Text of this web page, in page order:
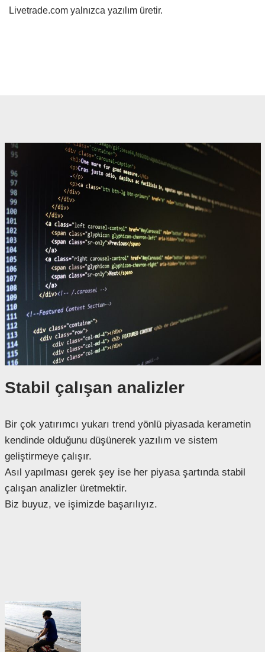
Livetrade.com yalnızca yazılım üretir.
Stabil çalışan analizler
Bir çok yatırımcı yukarı trend yönlü piyasada kerametin
kendinde olduğunu düşünerek yazılım ve sistem
geliştirmeye çalışır.
Asıl yapılması gerek şey ise her piyasa şartında stabil
çalışan analizler üretmektir.
Biz buyuz, ve işimizde başarılıyız.